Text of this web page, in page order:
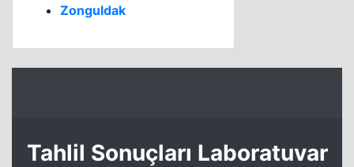
Zonguldak
Tahlil Sonuçları Laboratuvar